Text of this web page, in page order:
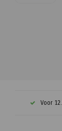
Voor